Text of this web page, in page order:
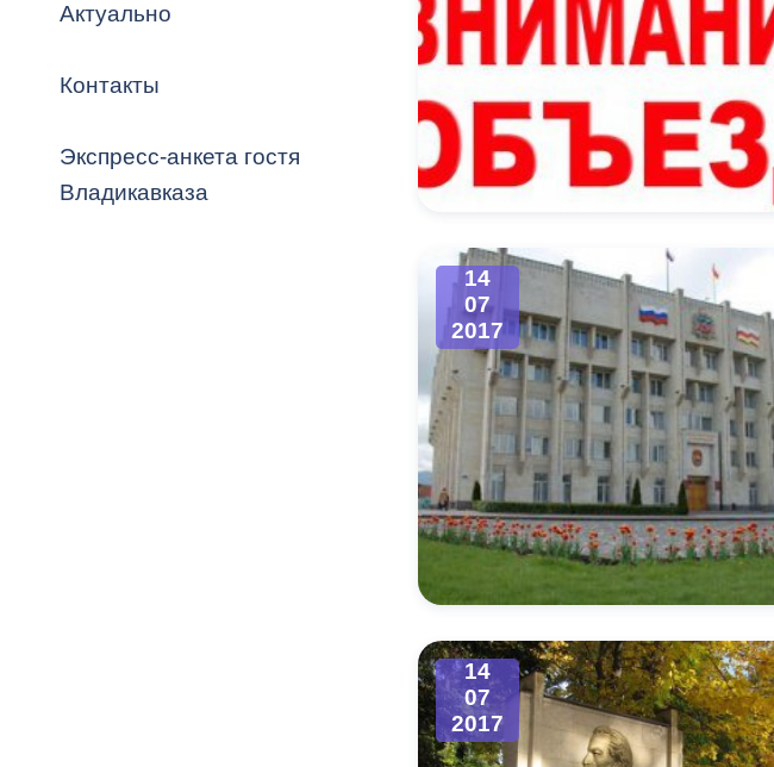
Владикавказ
Распоряжения, постановления
Оценка деятельности органов
местного самоуправления
Открытые данные
Информация о результатах
проверок
Муниципальный контроль
Актуально
Контакты
Экспресс-анкета гостя
Владикавказа
14
07
2017
14
07
2017